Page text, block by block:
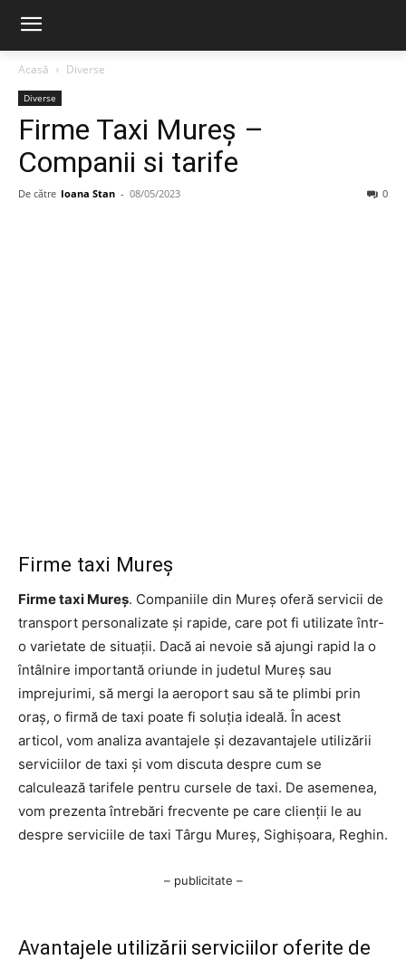
Acasă Diverse
Diverse
Firme Taxi Mureș –
Companii si tarife
De către Ioana Stan - 08/05/2023 0
Firme taxi Mureș
Firme taxi Mureș. Companiile din Mureș oferă servicii de
transport personalizate și rapide, care pot fi utilizate într-
o varietate de situații. Dacă ai nevoie să ajungi rapid la o
întâlnire importantă oriunde in judetul Mureș sau
imprejurimi, să mergi la aeroport sau să te plimbi prin
oraș, o firmă de taxi poate fi soluția ideală. În acest
articol, vom analiza avantajele și dezavantajele utilizării
serviciilor de taxi și vom discuta despre cum se
calculează tarifele pentru cursele de taxi. De asemenea,
vom prezenta întrebări frecvente pe care clienții le au
despre serviciile de taxi Târgu Mureș, Sighișoara, Reghin.
– publicitate –
Avantajele utilizării serviciilor oferite de